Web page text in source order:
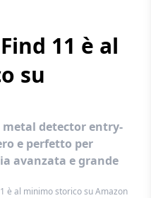
11 è al
su
metal detector entry-
e perfetto per
avanzata e grande
è al minimo storico su Amazon